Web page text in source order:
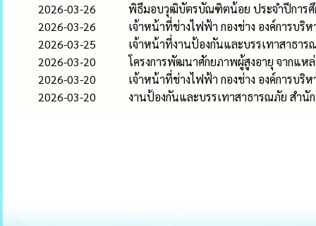
2026-03-26
พิธีมอบวุฒิบัตรบัณฑิตน้อย ประจำปีการ
2026-03-26
เจ้าหน้าที่ช่างไฟฟ้า กองช่าง องค์การบ
2026-03-25
เจ้าหน้าที่งานป้องกันและบรรเทาสาธา
2026-03-20
โครงการพัฒนาศักยภาพผู้สูงอายุ จากแ
2026-03-20
เจ้าหน้าที่ช่างไฟฟ้า กองช่าง องค์การบ
2026-03-20
งานป้องกันและบรรเทาสาธารณภัย สำ